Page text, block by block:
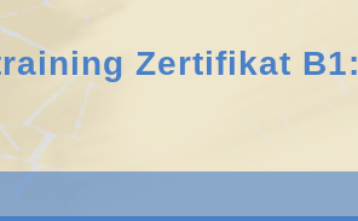
Zertifikat B1: